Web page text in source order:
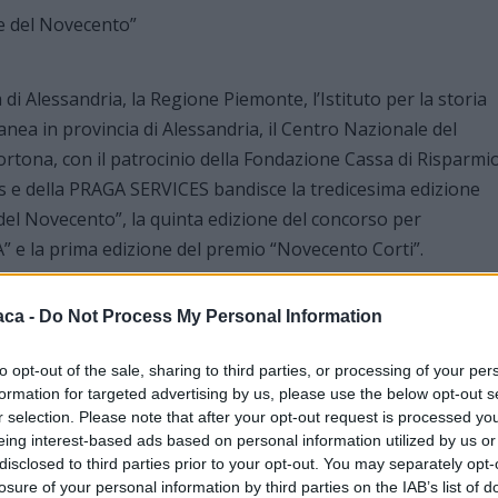
- Do Not Process My Personal Information
opt-out of the sale, sharing to third parties, or processing of your
for targeted advertising by us, please use the below opt-out
selection. Please note that after your opt-out request is processed
interest-based ads based on personal information utilized by us
to third parties prior to your opt-out. You may separately
of your personal information by third parties on the IAB’s list of
Alessandria, la Regione Piemonte, l’Istituto per la storia
in provincia di Alessandria, il Centro Nazionale del
con il patrocinio della Fondazione Cassa di
della PRAGA SERVICES bandisce la tredicesima edizione
Novecento”, la quinta edizione del concorso per
e la prima edizione del premio “Novecento Corti”.
porta alla realizzazione di quella che ormai rappresenta
alla Cultura Riccardo Lera – questo importante
nella forma ma anche nei suoi contenuti: dal concorso
di un concorso letterario parallelo che si svolgerà
giudicheranno gli scritti e ne eleggeranno il vincitore. “
Tel.0143/634166 – Tel. 0143/633627 – Fax 0143/686472